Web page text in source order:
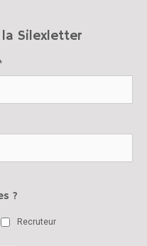
Silexletter
?
Recruteur